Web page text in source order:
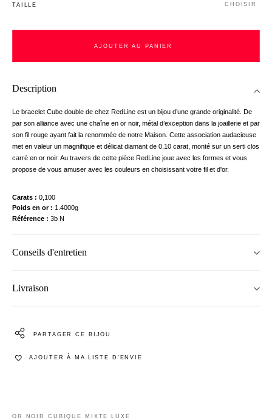
TAILLE CHOISIR
AJOUTER AU PANIER
Description
Le bracelet Cube double de chez RedLine est un bijou d’une grande originalité. De
par son alliance avec une chaîne en or noir, métal d’exception dans la joaillerie et par
son fil rouge ayant fait la renommée de notre Maison. Cette association audacieuse
met en valeur un magnifique et délicat diamant de 0,10 carat, monté sur un serti clos
carré en or noir. Au travers de cette pièce RedLine joue avec les formes et vous
propose de vous amuser avec les couleurs en choisissant votre fil et d'or.
Carats
0,100
Poids en or
1.4000g
Référence
3b N
Conseils d'entretien
Livraison
PARTAGER CE BIJOU
AJOUTER À MA LISTE D’ENVIE
OR NOIR CUBIQUE MIXTE LUXE